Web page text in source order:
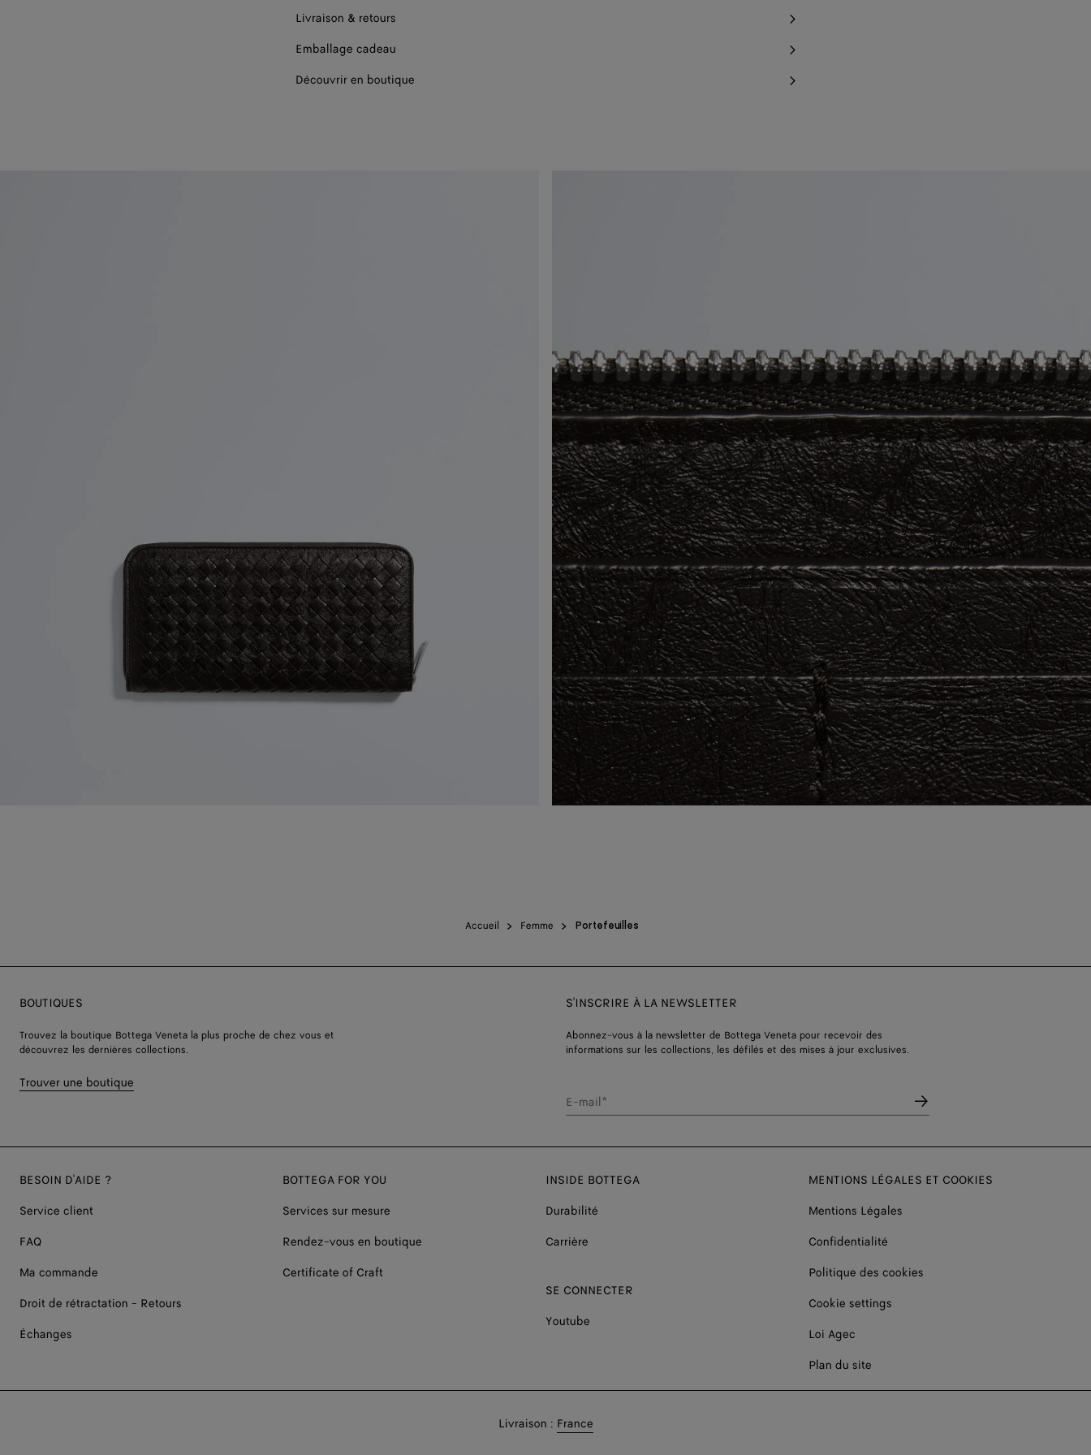
Livraison & retours
Emballage cadeau
Découvrir en boutique
Accueil Femme Portefeuilles
BOUTIQUES
Trouvez la boutique Bottega Veneta la plus proche de chez vous et
découvrez les dernières collections.
Trouver une boutique
S'INSCRIRE À LA NEWSLETTER
Abonnez-vous à la newsletter de Bottega Veneta pour recevoir des
informations sur les collections, les défilés et des mises à jour exclusives.
E-mail*
BESOIN D'AIDE ?
Service client
FAQ
Ma commande
Droit de rétractation - Retours
Échanges
BOTTEGA FOR YOU
Services sur mesure
Rendez-vous en boutique
Certificate of Craft
INSIDE BOTTEGA
Durabilité
Carrière
SE CONNECTER
Youtube
MENTIONS LÉGALES ET COOKIES
Mentions Légales
Confidentialité
Politique des cookies
Cookie settings
Loi Agec
Plan du site
Livraison
Livraison : France